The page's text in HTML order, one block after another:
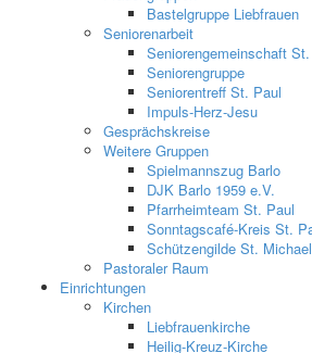
Bastelgruppe Liebfrauen
Seniorenarbeit
Seniorengemeinschaft
Seniorengruppe
Seniorentreff St. Paul
Impuls-Herz-Jesu
Gesprächskreise
Weitere Gruppen
Spielmannszug Barlo
DJK Barlo 1959 e.V.
Pfarrheimteam St. Paul
Sonntagscafé-Kreis St.
Schützengilde St.
Pastoraler Raum
Einrichtungen
Kirchen
Liebfrauenkirche
Heilig-Kreuz-Kirche